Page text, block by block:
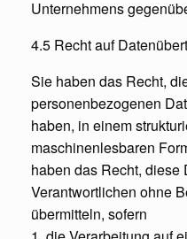
Unternehmens
4.5 Recht auf
Sie haben das Recht,
personenbezogenen
haben, in einem
maschinenlesbaren
haben das Recht, diese
Verantwortlichen ohne
übermitteln, sofern